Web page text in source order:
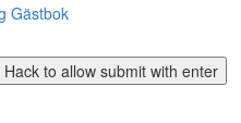
Gästbok